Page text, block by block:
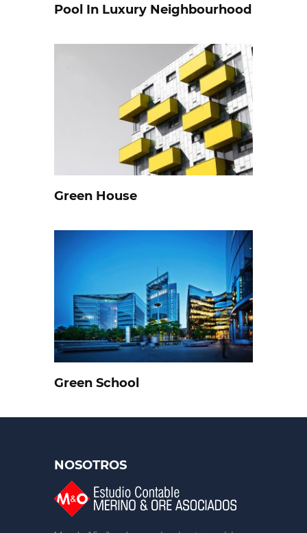
Pool In Luxury Neighbourhood
Green House
Green School
NOSOTROS